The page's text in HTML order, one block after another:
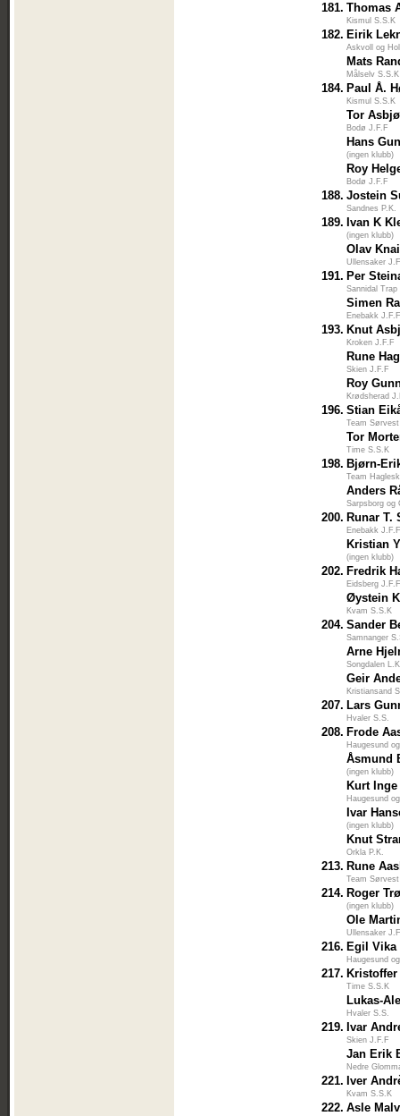
181. Thomas
Kismul S.S.K
182. Eirik
Askvoll og
Mats
Målselv S.S.K
184. Paul Å.
Kismul S.S.K
Tor
Bodø J.F.F
Hans
(ingen klubb)
Roy
Bodø J.F.F
188. Jostein
Sandnes P.K.
189. Ivan K
(ingen klubb)
Olav Knai
Ullensaker
191. Per
Sannidal Trap
Simen
Enebakk
193. Knut
Kroken J.F.F
Rune
Skien J.F.F
Roy
Krødsherad
196. Stian
Team Sørvest
Tor
Time S.S.K
198. Bjørn-
Team
Anders
Sarpsborg og
200. Runar T.
Enebakk
Kristian
(ingen klubb)
202. Fredrik
Eidsberg
Øystein
Kvam S.S.K
204. Sander
Samnanger
Arne
Songdalen
Geir
Kristiansand
207. Lars
Hvaler S.S.
208. Frode
Haugesund
Åsmund
(ingen klubb)
Kurt
Haugesund
Ivar
(ingen klubb)
Knut
Orkla P.K.
213. Rune
Team Sørvest
214. Roger
(ingen klubb)
Ole
Ullensaker
216. Egil Vika
Haugesund
217.
Time S.S.K
Lukas-
Hvaler S.S.
219. Ivar
Skien J.F.F
Jan Erik
Nedre
221. Iver
Kvam S.S.K
222. Asle